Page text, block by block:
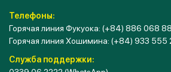
Телефоны:
Горячая линия Фукуока: (+84) 886 068
Горячая линия Хошимина: (+84) 933 555
Служба поддержки: